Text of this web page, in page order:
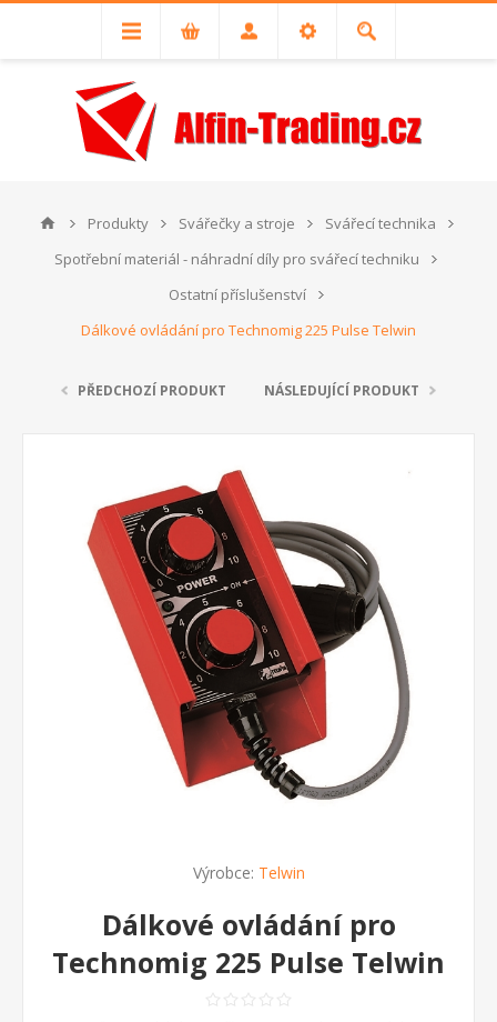
Produkty Svářečky a stroje
Svářecí technika
Spotřební materiál - náhradní díly pro svářecí techniku
Ostatní příslušenství
Dálkové ovládání pro Technomig 225 Pulse Telwin
PŘEDCHOZÍ PRODUKT NÁSLEDUJÍCÍ PRODUKT
Výrobce: Telwin
Dálkové ovládání pro
Technomig 225 Pulse Telwin